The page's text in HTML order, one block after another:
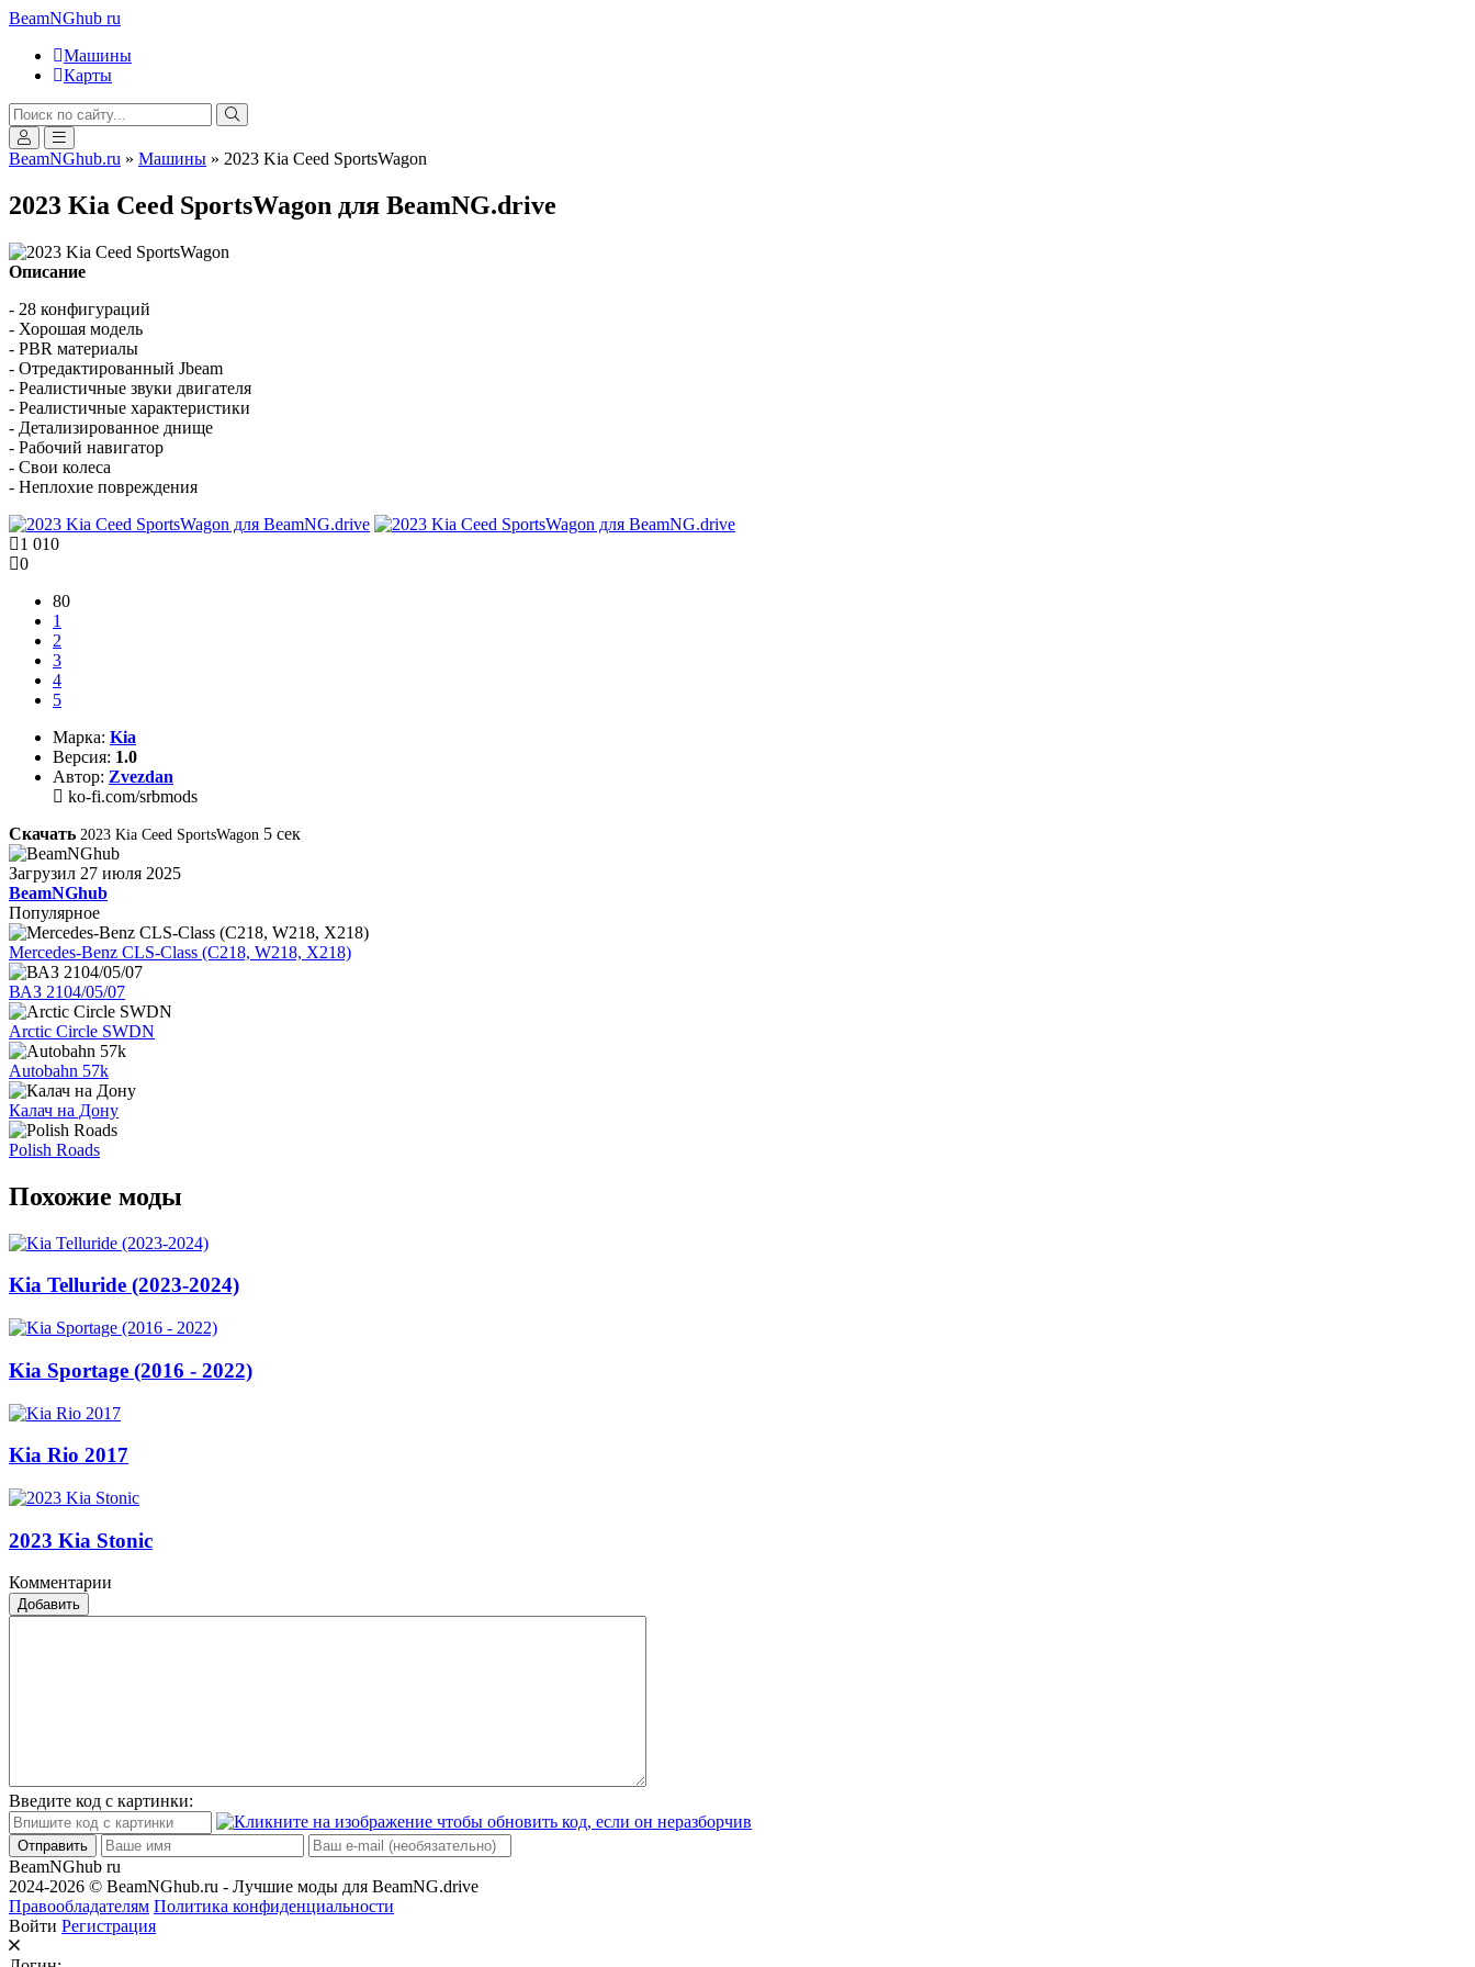
BeamNGhub ru
Машины
Карты
BeamNGhub.ru » Машины » 2023 Kia Ceed SportsWagon
2023 Kia Ceed SportsWagon для BeamNG.drive
Описание
- 28 конфигураций
- Хорошая модель
- PBR материалы
- Отредактированный Jbeam
- Реалистичные звуки двигателя
- Реалистичные характеристики
- Детализированное днище
- Рабочий навигатор
- Свои колеса
- Неплохие повреждения
1 010
0
80
1
2
3
4
5
Марка: Kia
Версия: 1.0
Автор: Zvezdan
ko-fi.com/srbmods
Скачать 2023 Kia Ceed SportsWagon 4 сек
Загрузил 27 июля 2025
BeamNGhub
Популярное
Mercedes-Benz CLS-Class (C218, W218, X218)
ВАЗ 2104/05/07
Arctic Circle SWDN
Autobahn 57k
Калач на Дону
Polish Roads
Похожие моды
Kia Telluride (2023-2024)
Kia Sportage (2016 - 2022)
Kia Rio 2017
2023 Kia Stonic
Комментарии
Добавить
Введите код с картинки:
Отправить
BeamNGhub ru
2024-2026 © BeamNGhub.ru - Лучшие моды для BeamNG.drive
Правообладателям Политика конфиденциальности
Войти Регистрация